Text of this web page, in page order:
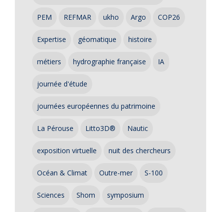
PEM REFMAR ukho Argo COP26
Expertise géomatique histoire
métiers hydrographie française IA
journée d'étude
journées européennes du patrimoine
La Pérouse Litto3D® Nautic
exposition virtuelle nuit des chercheurs
Océan & Climat Outre-mer S-100
Sciences Shom symposium